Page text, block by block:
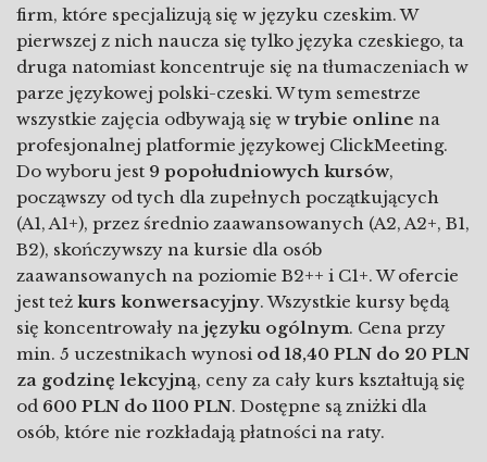
firm, które specjalizują się w języku czeskim. W
pierwszej z nich naucza się tylko języka czeskiego, ta
druga natomiast koncentruje się na tłumaczeniach w
parze językowej polski-czeski. W tym semestrze
wszystkie zajęcia odbywają się w trybie online na
profesjonalnej platformie językowej ClickMeeting.
Do wyboru jest 9 popołudniowych kursów,
począwszy od tych dla zupełnych początkujących
(A1, A1+), przez średnio zaawansowanych (A2, A2+, B1,
B2), skończywszy na kursie dla osób
zaawansowanych na poziomie B2++ i C1+. W ofercie
jest też kurs konwersacyjny. Wszystkie kursy będą
się koncentrowały na języku ogólnym. Cena przy
min. 5 uczestnikach wynosi od 18,40 PLN do 20 PLN
za godzinę lekcyjną, ceny za cały kurs kształtują się
od 600 PLN do 1100 PLN. Dostępne są zniżki dla
osób, które nie rozkładają płatności na raty.